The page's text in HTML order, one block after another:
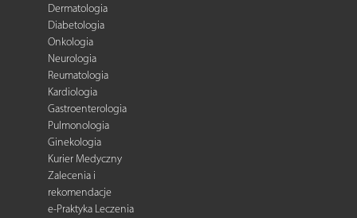
Dermatologia
Diabetologia
Onkologia
Neurologia
Reumatologia
Kardiologia
Gastroenterologia
Pulmonologia
Ginekologia
Kurier Medyczny
Zalecenia i
rekomendacje
e-Praktyka Leczenia